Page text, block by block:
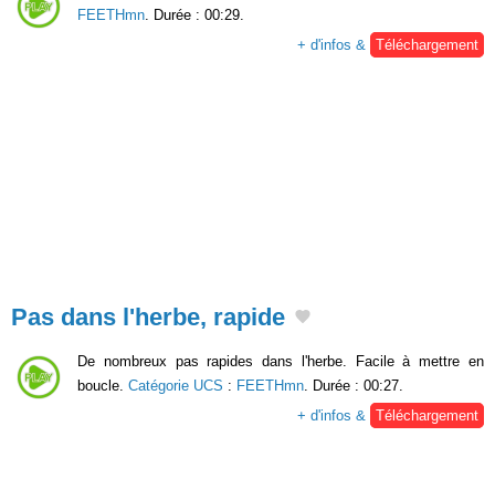
FEETHmn . Durée : 00:29.
+ d'infos &
Téléchargement
Pas dans l'herbe, rapide
De nombreux pas rapides dans l'herbe. Facile à mettre en
boucle. Catégorie UCS : FEETHmn. Durée : 00:27.
+ d'infos & Téléchargement